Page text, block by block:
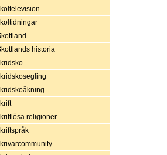
historia
religioner